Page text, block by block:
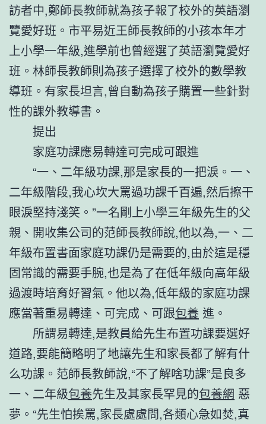
訪者中,鄭師長教師就為孩子報了校外的英語瀏
覽愛好班。市平易近王師長教師的小孩本年才
上小學一年級,進學前也曾經選了英語瀏覽愛好
班。林師長教師則為孩子選擇了校外的數學教
導班。有家長坦言,曾自動為孩子購置一些針對
性的課外教導書。
提出
家庭功課應易轉達可完成可跟進
“一、二年級功課,那是家長的一把淚。一、
二年級階段,我心坎大罵過功課千百遍,然后擦干
眼淚堅持淺笑。”一名剛上小學三年級先生的父
親、開收集公司的范師長教師說,他以為,一、二
年級布置書面家庭功課仍是需要的,由於這是穩
固常識的需要手腕,也是為了在低年級向高年級
過渡時培育好習氣。他以為,低年級的家庭功課
應當著重易轉達、可完成、可跟包養 進。
所謂易轉達,是教員給先生布置功課要選好
道路,要能簡略明了地讓先生和家長都了解有什
么功課。范師長教師說,“不了解啥功課”是良多
一、二年級包養先生及其家長罕見的包養網 惡
夢。“先生怕挨罵,家長處處問,各類心急如焚,真